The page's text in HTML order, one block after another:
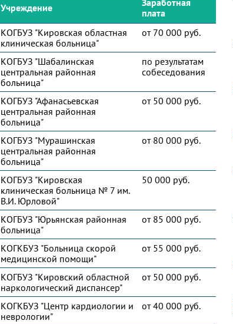
Учреждение
Заработная
плата
КОГБУЗ "Кировская областная
клиническая больница"
от 70 000 руб.
КОГБУЗ "Шабалинская
центральная районная
больница"
по результатам
собеседования
КОГБУЗ "Афанасьевская
центральная районная
больница"
от 50 000 руб.
КОГБУЗ "Мурашинская
центральная районная
больница"
от 80 000 руб.
КОГБУЗ "Кировская
клиническая больница № 7 им.
В.И. Юрловой"
50 000 руб.
КОГБУЗ "Юрьянская районная
больница"
от 85 000 руб.
КОГКБУЗ "Больница скорой
медицинской помощи"
от 55 000 руб.
КОГБУЗ "Кировский областной
наркологический диспансер"
от 50 000 руб.
КОГКБУЗ "Центр кардиологии и
неврологии"
от 40 000 руб.